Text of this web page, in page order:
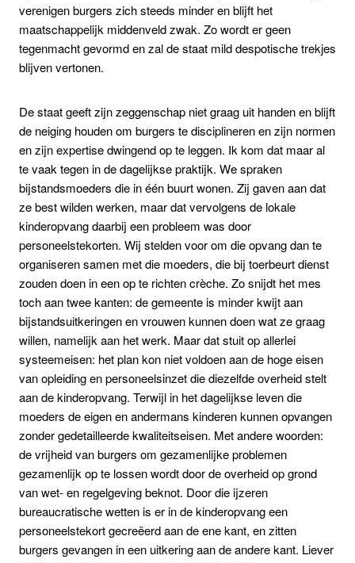
verenigen burgers zich steeds minder en blijft het
maatschappelijk middenveld zwak. Zo wordt er geen
tegenmacht gevormd en zal de staat mild despotische trekjes
blijven vertonen.
De staat geeft zijn zeggenschap niet graag uit handen en blijft
de neiging houden om burgers te disciplineren en zijn normen
en zijn expertise dwingend op te leggen. Ik kom dat maar al
te vaak tegen in de dagelijkse praktijk. We spraken
bijstandsmoeders die in één buurt wonen. Zij gaven aan dat
ze best wilden werken, maar dat vervolgens de lokale
kinderopvang daarbij een probleem was door
personeelstekorten. Wij stelden voor om die opvang dan te
organiseren samen met die moeders, die bij toerbeurt dienst
zouden doen in een op te richten crèche. Zo snijdt het mes
toch aan twee kanten: de gemeente is minder kwijt aan
bijstandsuitkeringen en vrouwen kunnen doen wat ze graag
willen, namelijk aan het werk. Maar dat stuit op allerlei
systeemeisen: het plan kon niet voldoen aan de hoge eisen
van opleiding en personeelsinzet die diezelfde overheid stelt
aan de kinderopvang. Terwijl in het dagelijkse leven die
moeders de eigen en andermans kinderen kunnen opvangen
zonder gedetailleerde kwaliteitseisen. Met andere woorden:
de vrijheid van burgers om gezamenlijke problemen
gezamenlijk op te lossen wordt door de overheid op grond
van wet- en regelgeving beknot. Door die ijzeren
bureaucratische wetten is er in de kinderopvang een
personeelstekort gecreëerd aan de ene kant, en zitten
burgers gevangen in een uitkering aan de andere kant. Liever